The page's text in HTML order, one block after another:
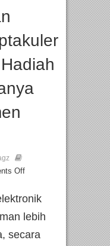
BIRKENSTOCK INDONESIA
Bayi dari Seluruh Dunia,
Off
lebih
secara